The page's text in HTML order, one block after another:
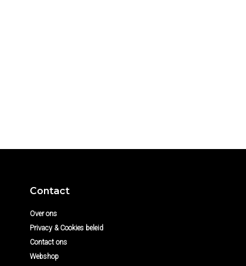
Contact
Over ons
Privacy & Cookies beleid
Contact ons
Webshop